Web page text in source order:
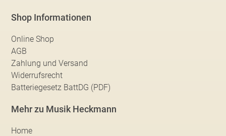
Shop Informationen
Online Shop
AGB
Zahlung und Versand
Widerrufsrecht
Batteriegesetz BattDG (PDF)
Mehr zu Musik Heckmann
Home